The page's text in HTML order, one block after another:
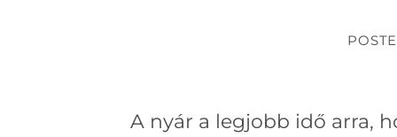
A nyár a legjobb idő arra,